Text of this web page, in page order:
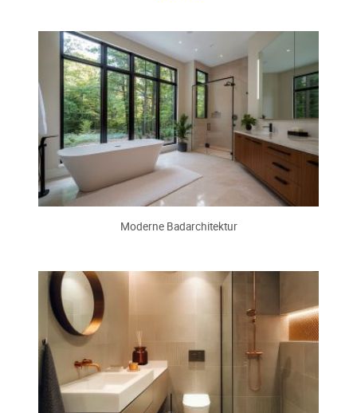
Moderne Badarchitektur